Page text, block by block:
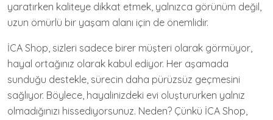
yaratırken kaliteye dikkat etmek, yalnızca görünüm değil,
uzun ömürlü bir yaşam alanı için de önemlidir.
İCA Shop, sizleri sadece birer müşteri olarak görmüyor,
hayal ortağınız olarak kabul ediyor. Her aşamada
sunduğu destekle, sürecin daha pürüzsüz geçmesini
sağlıyor. Böylece, hayalinizdeki evi oluştururken yalnız
olmadığınızı hissediyorsunuz. Neden? Çünkü İCA Shop,